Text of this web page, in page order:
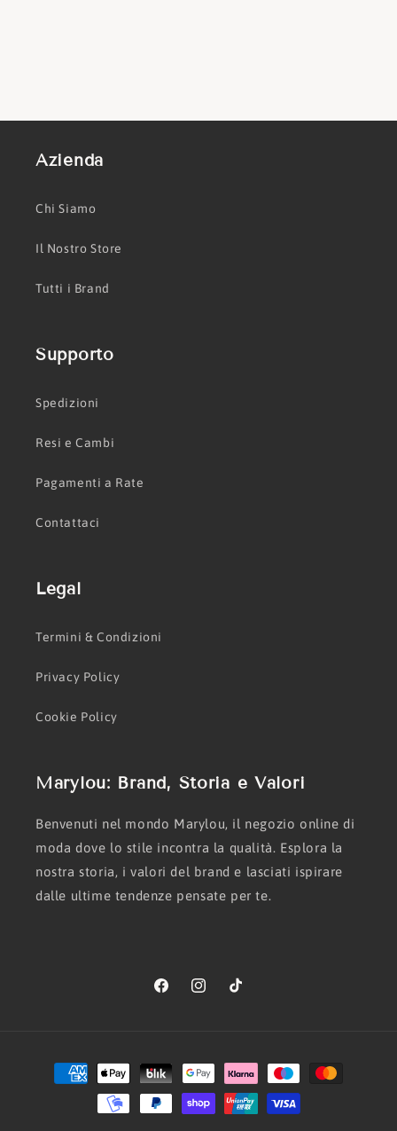
Azienda
Chi Siamo
Il Nostro Store
Tutti i Brand
Supporto
Spedizioni
Resi e Cambi
Pagamenti a Rate
Contattaci
Legal
Termini & Condizioni
Privacy Policy
Cookie Policy
Marylou: Brand, Storia e Valori
Benvenuti nel mondo Marylou, il negozio online di
moda dove lo stile incontra la qualità. Esplora la
nostra storia, i valori del brand e lasciati ispirare
dalle ultime tendenze pensate per te.
FacebookInstagramTikTok
Metodi
di
pagamento